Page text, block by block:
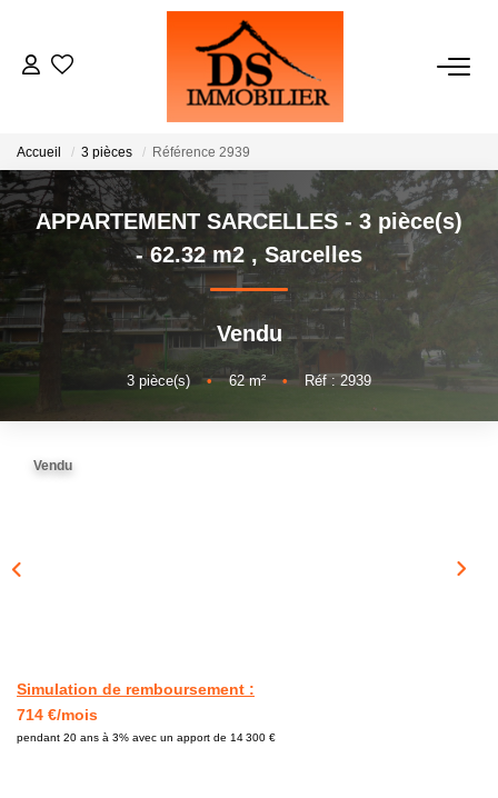
ACHATS
LOCATIONS
ESTIMATION
GESTION
NOTRE AGENCE
Accueil 3 pièces Référence 2939
APPARTEMENT SARCELLES - 3 pièce(s)
- 62.32 m2 , Sarcelles
Vendu
3 pièce(s) • 62m² • Réf : 2939
Vendu
Simulation de remboursement :
714 €/mois
pendant 20 ans à 3% avec un apport de 14 300 €